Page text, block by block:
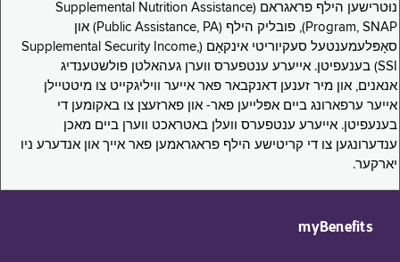
נוּטרישען הילף פראגראם (Supplemental Nutrition Assistance
Program, SNAP), פובליק הילף (Public Assistance, PA) און
סאָפּלעמענטעל סעקיוריטי אינקאָם (Supplemental Security Income,
SSI) בענעפיטן. אייערע ענטפערס ווערן געהאלטן פולשטענדיג
אנאנים, און מיר זענען דאנקבאר פאר אייער וויליגקייט צו מיטטיילן
אייער ערפארונג ביים אפּלייען פאר- און פארזעצן צו באקומען די
בענעפיטן. אייערע ענטפערס וועלן באטראכט ווערן ביים מאכן
ענדערונגען צו די קריטישע הילף פראגראמען פאר אייך און אנדערע ניו
יארקער.
myBenefits